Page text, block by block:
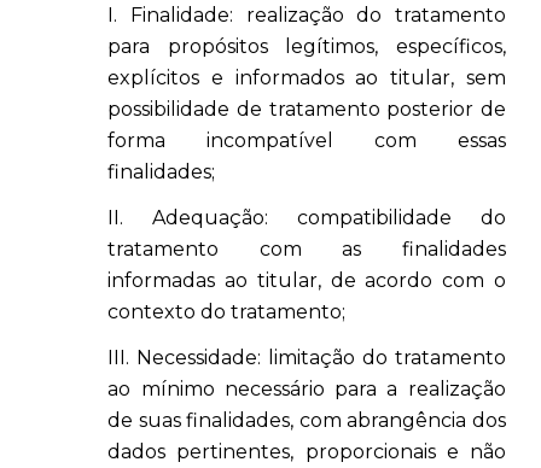
I. Finalidade: realização do tratamento
para propósitos legítimos, específicos,
explícitos e informados ao titular, sem
possibilidade de tratamento posterior de
forma incompatível com essas
finalidades;
II. Adequação: compatibilidade do
tratamento com as finalidades
informadas ao titular, de acordo com o
contexto do tratamento;
III. Necessidade: limitação do tratamento
ao mínimo necessário para a realização
de suas finalidades, com abrangência dos
dados pertinentes, proporcionais e não